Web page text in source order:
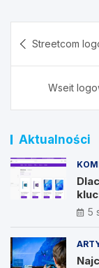
wpisu
Streetcom
Wseit
Aktualności
5